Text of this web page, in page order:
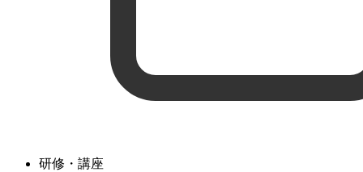
研修・講座